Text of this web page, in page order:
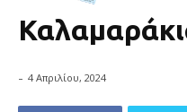
- 4 Απριλίου, 2024